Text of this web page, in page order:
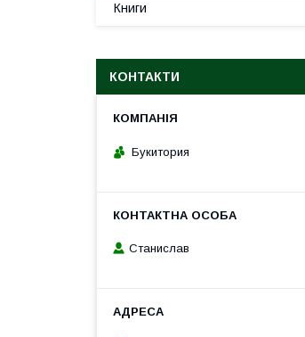
Книги
КОНТАКТИ
Букитория
Станислав